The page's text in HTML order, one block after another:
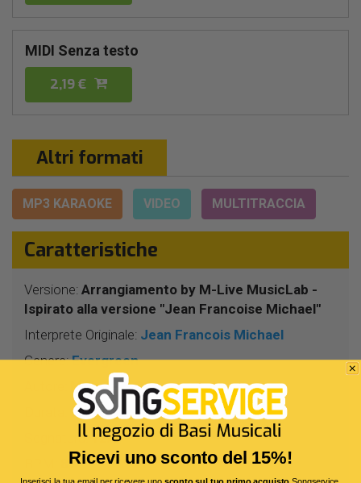
MIDI Senza testo
2,19 €
Altri formati
MP3 KARAOKE VIDEO MULTITRACCIA
Caratteristiche
Versione: Arrangiamento by M-Live MusicLab -
Ispirato alla versione "Jean Francoise Michael"
Interprete Originale: Jean Francois Michael
Genere:Evergreen
Mogol - E.Carrera - R.Jeannot
3 Min 52 Sec
Segnatura: 12/8
87
Ricevi uno sconto del 15%!